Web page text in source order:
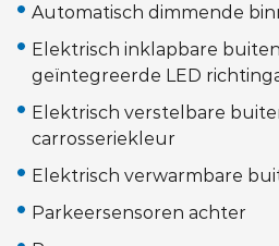
Automatisch dimmende
Elektrisch inklapbare
geïntegreerde LED
Elektrisch verstelbare
carrosseriekleur
Elektrisch verwarmbare
Parkeersensoren achter